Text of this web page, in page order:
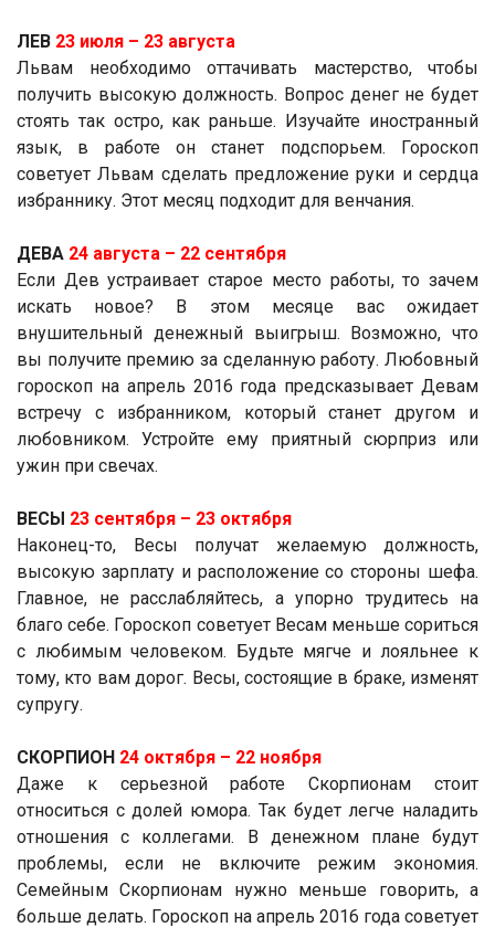
ЛЕВ 23 июля ­– 23 августа
Львам необходимо оттачивать мастерство, чтобы
получить высокую должность. Вопрос денег не будет
стоять так остро, как раньше. Изучайте иностранный
язык, в работе он станет подспорьем. Гороскоп
советует Львам сделать предложение руки и сердца
избраннику. Этот месяц подходит для венчания.
ДЕВА 24 августа ­– 22 сентября
Если Дев устраивает старое место работы, то зачем
искать новое? В этом месяце вас ожидает
внушительный денежный выигрыш. Возможно, что
вы получите премию за сделанную работу. Любовный
гороскоп на апрель 2016 года предсказывает Девам
встречу с избранником, который станет другом и
любовником. Устройте ему приятный сюрприз или
ужин при свечах.
ВЕСЫ 23 сентября ­– 23 октября
Наконец-то, Весы получат желаемую должность,
высокую зарплату и расположение со стороны шефа.
Главное, не расслабляйтесь, а упорно трудитесь на
благо себе. Гороскоп советует Весам меньше сориться
с любимым человеком. Будьте мягче и лояльнее к
тому, кто вам дорог. Весы, состоящие в браке, изменят
супругу.
СКОРПИОН 24 октября ­– 22 ноября
Даже к серьезной работе Скорпионам стоит
относиться с долей юмора. Так будет легче наладить
отношения с коллегами. В денежном плане будут
проблемы, если не включите режим экономия.
Семейным Скорпионам нужно меньше говорить, а
больше делать. Гороскоп на апрель 2016 года советует